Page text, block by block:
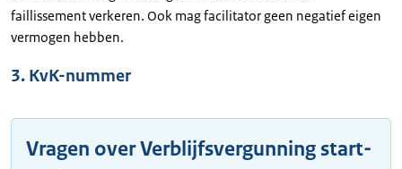
faillissement verkeren. Ook mag facilitator geen negatief eigen
vermogen hebben.
3. KvK-nummer
Vragen over Verblijfsvergunning start-